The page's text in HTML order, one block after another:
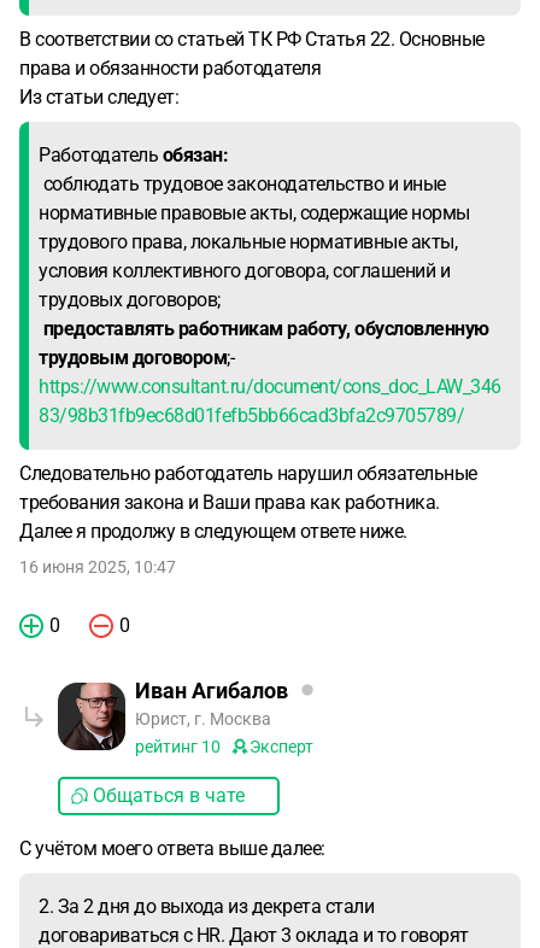
В соответствии со статьей ТК РФ Статья 22. Основные
права и обязанности работодателя
Из статьи следует:
Работодатель обязан:
соблюдать трудовое законодательство и иные
нормативные правовые акты, содержащие нормы
трудового права, локальные нормативные акты,
условия коллективного договора, соглашений и
трудовых договоров;
предоставлять работникам работу, обусловленную
трудовым договором;-
https://www.consultant.ru/document/cons_doc_LAW_346
83/98b31fb9ec68d01fefb5bb66cad3bfa2c9705789/
Следовательно работодатель нарушил обязательные
требования закона и Ваши права как работника.
Далее я продолжу в следующем ответе ниже.
16 июня 2025, 10:47
0 0
Иван Агибалов
Юрист, г. Москва
рейтинг 10 Эксперт
Общаться в чате
С учётом моего ответа выше далее:
2. За 2 дня до выхода из декрета стали
договариваться с HR. Дают 3 оклада и то говорят